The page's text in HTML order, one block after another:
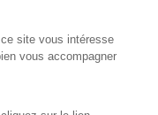
site vous intéresse
vous accompagner